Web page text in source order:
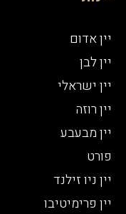
יין אדום
יין לבן
יין ישראלי
יין רוזה
יין מבעבע
פורט
יין ניו זילנד
יין פרימיטיבו